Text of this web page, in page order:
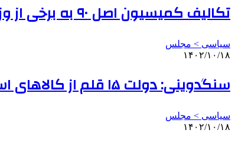
تکالیف کمیسیون اصل ۹۰ به برخی از وزارت‌خانه‌ها برای تسریع در صدور مجوزها
سیاسی > مجلس
۱۴۰۲/۱۰/۱۸
سنگدوینی: دولت ۱۵ قلم از کالاهای اساسی را به دهک‌های پایین جامعه اختصاص دهد
سیاسی > مجلس
۱۴۰۲/۱۰/۱۸